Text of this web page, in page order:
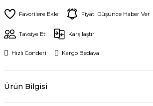
Fiyatı Düşünce Haber Ver
Tavsiye Et Karşılaştır
Hızlı Gönderi Kargo Bedava
Ürün Bilgisi